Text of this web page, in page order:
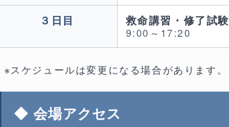
３日目
救命講習・修了試験
9:00～17:20
※スケジュールは変更になる場合があります。
◆ 会場アクセス